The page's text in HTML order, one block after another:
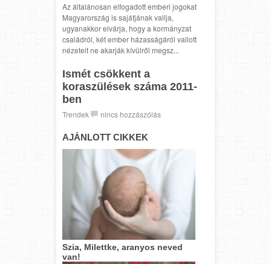
Az általánosan elfogadott emberi jogokat
Magyarország is sajátjának vallja,
ugyanakkor elvárja, hogy a kormányzat
családról, két ember házasságáról vallott
nézeteit ne akarják kívülről megsz...
Ismét csökkent a
koraszülések száma 2011-
ben
Trendek nincs hozzászólás
AJÁNLOTT CIKKEK
Szia, Milettke, aranyos neved
van!